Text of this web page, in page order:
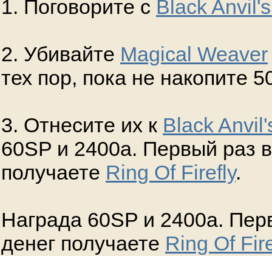
1. Поговорите с Black
2. Убивайте Magical Weaver
тех пор, пока не накопите
3. Отнесите их к Black
60SP и 2400а. Первый раз
получаете Ring Of Firefly.
Награда 60SP и 2400а.
денег получаете Ring Of